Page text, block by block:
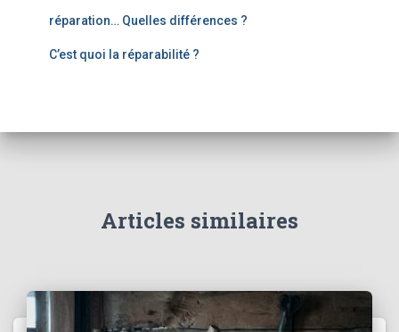
réparation… Quelles différences ?
C’est quoi la réparabilité ?
Articles similaires